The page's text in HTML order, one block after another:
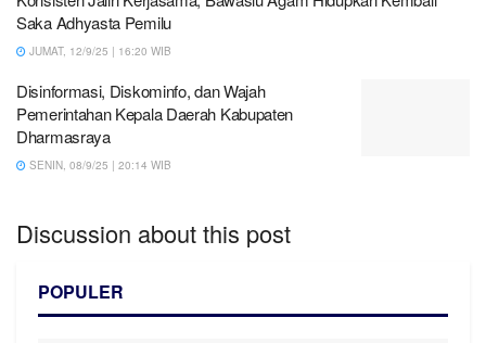
Saka Adhyasta Pemilu
JUMAT, 12/9/25 | 16:20 WIB
Disinformasi, Diskominfo, dan Wajah
Pemerintahan Kepala Daerah Kabupaten
Dharmasraya
SENIN, 08/9/25 | 20:14 WIB
Discussion about this post
POPULER